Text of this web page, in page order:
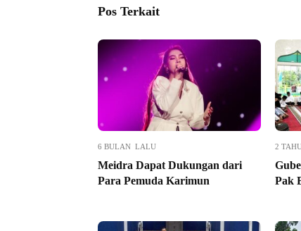
Pos Terkait
6 BULAN LALU
Meidra Dapat Dukungan dari
Para Pemuda Karimun
2
Pak